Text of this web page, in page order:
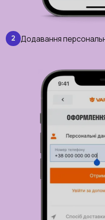
2 Додавання